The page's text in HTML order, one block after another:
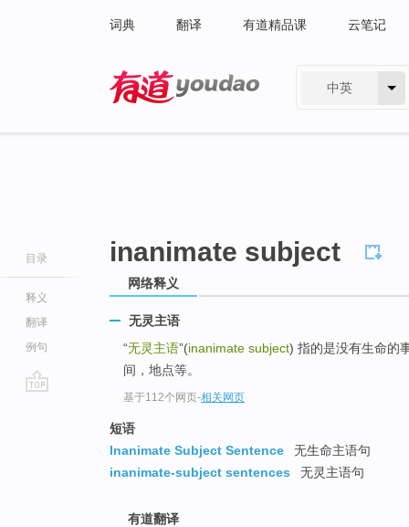
词典 翻译 有道精品课 云笔记
中英
目录
释义
翻译
例句
inanimate subject
网络释义
无灵主语
“无灵主语”(inanimate subject) 指的是没有生命的
间，地点等。
基于112个网页-相关网页
短语
Inanimate Subject Sentence
无生命主语句
inanimate-subject sentences
无灵主语句
有道翻译